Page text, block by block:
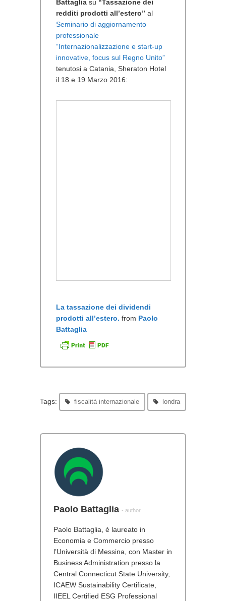
Battaglia su “Tassazione dei
redditi prodotti all’estero” al
Seminario di aggiornamento
professionale
“Internazionalizzazione e start-up
innovative, focus sul Regno Unito”
tenutosi a Catania, Sheraton Hotel
il 18 e 19 Marzo 2016:
La tassazione dei dividendi
prodotti all’estero. from Paolo
Battaglia
Tags: fiscalità internazionale londra
Paolo Battaglia - author
Paolo Battaglia, è laureato in
Economia e Commercio presso
l’Università di Messina, con Master in
Business Administration presso la
Central Connecticut State University,
ICAEW Sustainability Certificate,
IIEEL Certified ESG Professional